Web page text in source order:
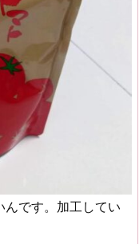
です。加工してい